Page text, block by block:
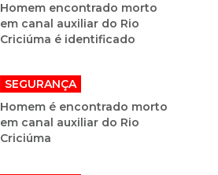
Homem encontrado morto
em canal auxiliar do Rio
Criciúma é identificado
SEGURANÇA
Homem é encontrado morto
em canal auxiliar do Rio
Criciúma